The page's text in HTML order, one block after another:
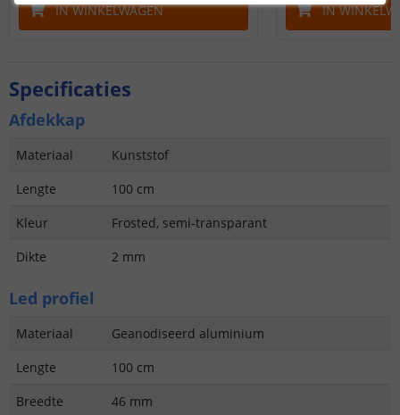
IN WINKELWAGEN IN
Specificaties
Afdekkap
Materiaal
Kunststof
Lengte
100 cm
Kleur
Frosted, semi-transparant
Dikte
2 mm
Led profiel
Materiaal
Geanodiseerd aluminium
Lengte
100 cm
Breedte
46 mm